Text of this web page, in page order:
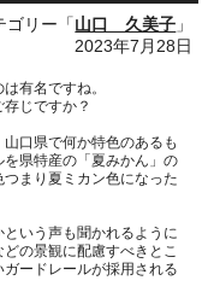
ゴリー「山口 久美子 」
2023年7月28日
有名ですね。
じですか？
口県で何か特色のあるも
県特産の「夏みかん」の
まり夏ミカン色になった
いう声も聞かれるように
の景観に配慮すべきとこ
ードレールが採用される